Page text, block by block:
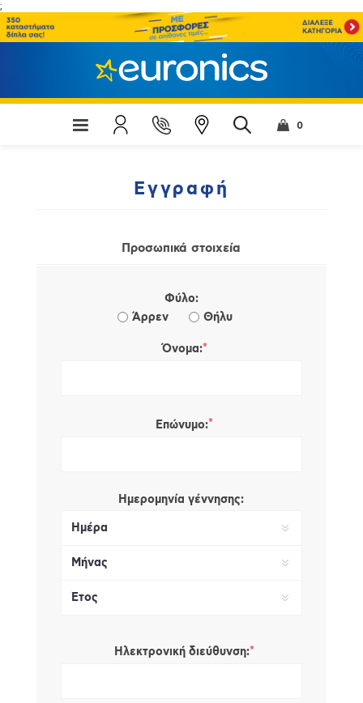
;
0
Εγγραφή
Προσωπικά στοιχεία
Φύλο:
Άρρεν
Θήλυ
Όνομα:*
Επώνυμο:*
Ημερομηνία γέννησης:
Ηλεκτρονική διεύθυνση:*